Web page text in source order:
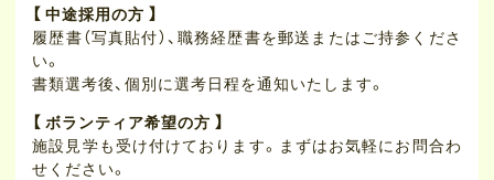
【 中途採用の方 】
履歴書（写真貼付）、職務経歴書を郵送またはご持参くださ
い。
書類選考後、個別に選考日程を通知いたします。
【 ボランティア希望の方 】
施設見学も受け付けております。まずはお気軽にお問合わ
せください。